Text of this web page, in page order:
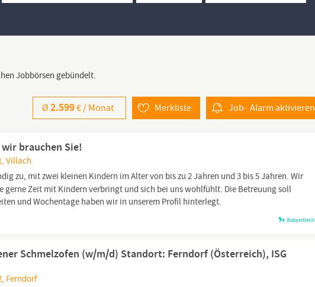
Jobbörsen gebündelt.
Job- Alarmaktivieren
Merkliste
Ø2.599€ / Monat
brauchen Sie!
Villach
zu, mit zwei kleinen Kindern im Alter von bis zu 2 Jahren und 3 bis 5 Jahren. Wir
gerne Zeit mit Kindern verbringt und sich bei uns wohlfühlt. Die Betreuung soll
und Wochentage haben wir in unserem Profil hinterlegt.
Schmelzofen (w/m/d) Standort: Ferndorf (Österreich), ISG
Ferndorf